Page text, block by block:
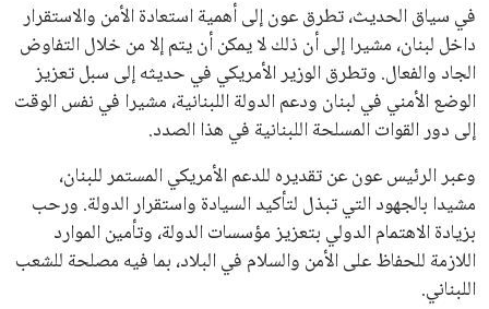
في سياق الحديث، تطرق عون إلى أهمية استعادة الأمن والاستقرار
داخل لبنان، مشيرا إلى أن ذلك لا يمكن أن يتم إلا من خلال التفاوض
الجاد والفعال. وتطرق الوزير الأمريكي في حديثه إلى سبل تعزيز
الوضع الأمني في لبنان ودعم الدولة اللبنانية، مشيرا في نفس الوقت
إلى دور القوات المسلحة اللبنانية في هذا الصدد.
وعبر الرئيس عون عن تقديره للدعم الأمريكي المستمر للبنان،
مشيدا بالجهود التي تبذل لتأكيد السيادة واستقرار الدولة. ورحب
بزيادة الاهتمام الدولي بتعزيز مؤسسات الدولة، وتأمين الموارد
اللازمة للحفاظ على الأمن والسلام في البلاد، بما فيه مصلحة للشعب
اللبناني.